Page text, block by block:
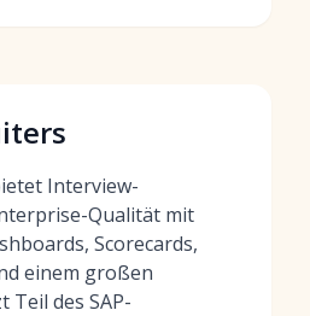
Interview-
Qualität mit
Scorecards,
einem großen
des SAP-